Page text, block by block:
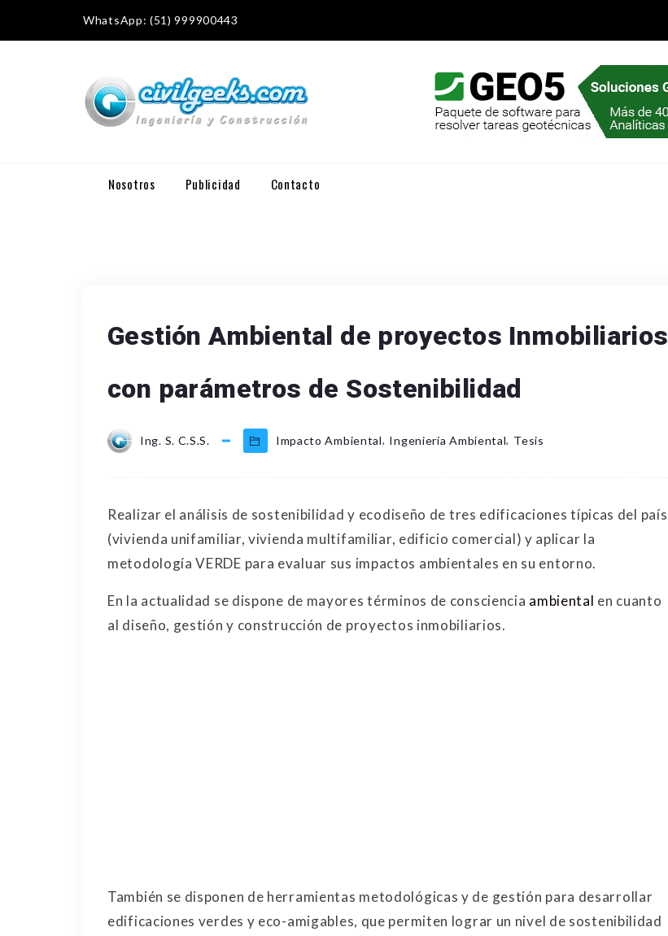
WhatsApp: (51) 999900443
Nosotros Publicidad Contacto
Gestión Ambiental de proyectos Inmobiliarios
con parámetros de Sostenibilidad
Ing. S. C.S.S. Impacto Ambiental, Ingeniería Ambiental, Tesis
Realizar el análisis de sostenibilidad y ecodiseño de tres edificaciones típicas del país
(vivienda unifamiliar, vivienda multifamiliar, edificio comercial) y aplicar la
metodología VERDE para evaluar sus impactos ambientales en su entorno.
En la actualidad se dispone de mayores términos de consciencia ambiental en cuanto
al diseño, gestión y construcción de proyectos inmobiliarios.
También se disponen de herramientas metodológicas y de gestión para desarrollar
edificaciones verdes y eco-amigables, que permiten lograr un nivel de sostenibilidad